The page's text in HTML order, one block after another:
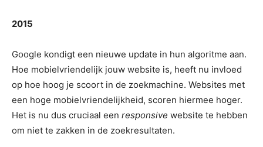
2015
Google kondigt een nieuwe update in hun algoritme aan.
Hoe mobielvriendelijk jouw website is, heeft nu invloed
op hoe hoog je scoort in de zoekmachine. Websites met
een hoge mobielvriendelijkheid, scoren hiermee hoger.
Het is nu dus cruciaal een responsive website te hebben
om niet te zakken in de zoekresultaten.